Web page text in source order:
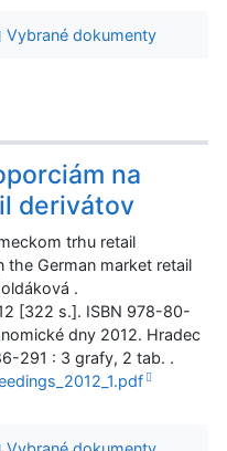
Vybrané dokumenty
na
derivátov
trhu retail
German market retail
.
[322 s.]. ISBN 978-80-
dny 2012. Hradec
291 : 3 grafy, 2 tab. .